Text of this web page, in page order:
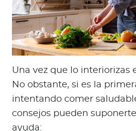
Una vez que lo interiorizas
No obstante, si es la
intentando comer
consejos pueden
ayuda: